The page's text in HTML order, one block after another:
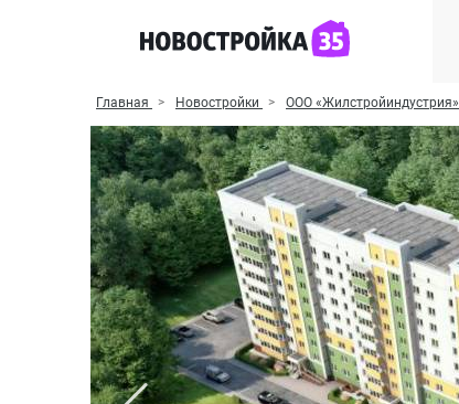
Главная Новостройки ООО «Жилстройиндустрия»